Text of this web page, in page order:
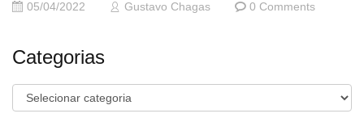
05/04/2022 Gustavo Chagas 0 Comments
Categorias
Categorias